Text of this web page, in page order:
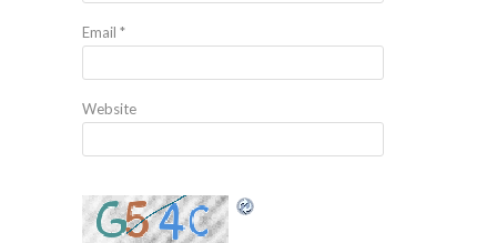
Email *
Website